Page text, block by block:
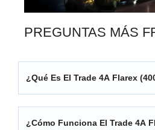
PREGUNTAS MÁS
¿Qué Es El Trade 4A Flarex
¿Cómo Funciona El Trade 4A